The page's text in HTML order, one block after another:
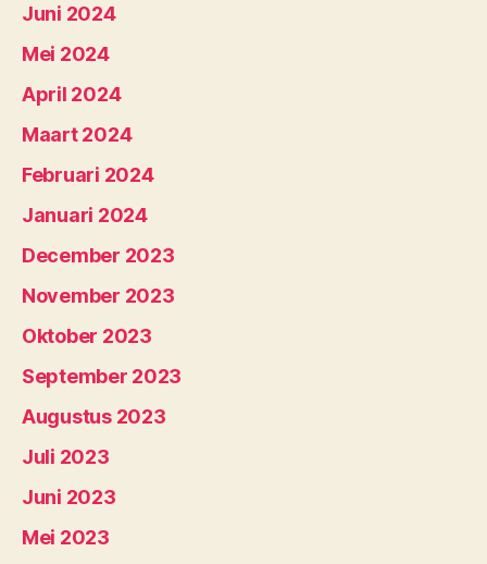
Juni 2024
Mei 2024
April 2024
Maart 2024
Februari 2024
Januari 2024
December 2023
November 2023
Oktober 2023
September 2023
Augustus 2023
Juli 2023
Juni 2023
Mei 2023